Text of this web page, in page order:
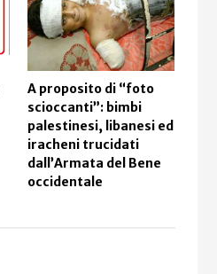
A proposito di “foto
scioccanti”: bimbi
palestinesi, libanesi ed
iracheni trucidati
dall’Armata del Bene
occidentale